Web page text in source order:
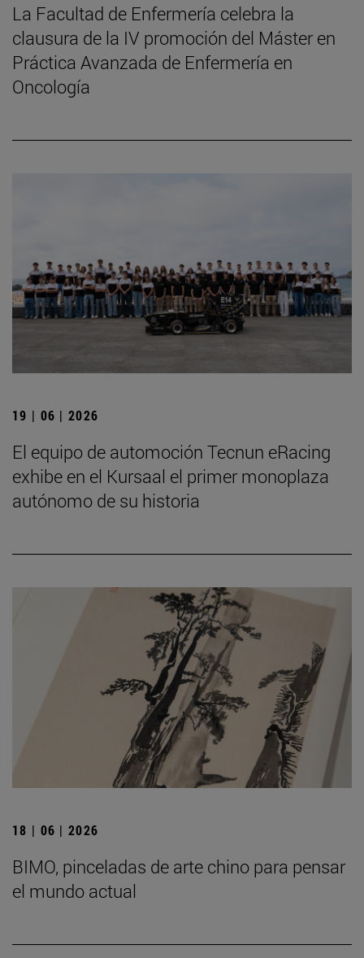
La Facultad de Enfermería celebra la
clausura de la IV promoción del Máster en
Práctica Avanzada de Enfermería en
Oncología
19 | 06 | 2026
El equipo de automoción Tecnun eRacing
exhibe en el Kursaal el primer monoplaza
autónomo de su historia
18 | 06 | 2026
BIMO, pinceladas de arte chino para pensar
el mundo actual